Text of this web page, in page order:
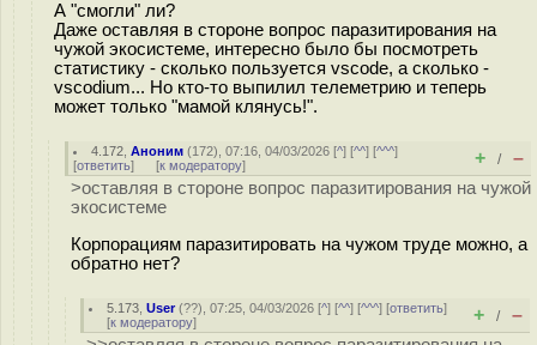
А "смогли" ли?
Даже оставляя в стороне вопрос паразитирования на
чужой экосистеме, интересно было бы посмотреть
статистику - сколько пользуется vscode, а сколько -
vscodium... Но кто-то выпилил телеметрию и теперь
может только "мамой клянусь!".
4.172 ,Аноним (172), 07:16, 04/03/2026 [^] [^^] [^^^]
[ответить] [к модератору] + / –
>оставляя в стороне вопрос паразитирования на чужой
экосистеме
Корпорациям паразитировать на чужом труде можно, а
обратно нет?
5.173 ,User(??), 07:25, 04/03/2026 [^] [^^] [^^^] [ответить]
[к модератору] + / –